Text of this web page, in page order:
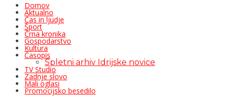
Domov
Aktualno
Čas in ljudje
Šport
Črna kronika
Gospodarstvo
Kultura
Časopis
Spletni arhiv Idrijske novice
TV Studio
Zadnje slovo
Mali oglasi
Promocijsko besedilo